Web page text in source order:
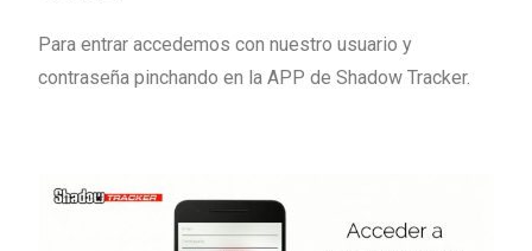
Para entrar accedemos con nuestro usuario y
contraseña pinchando en la APP de Shadow Tracker.